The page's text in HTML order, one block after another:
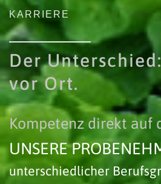
KARRIERE
Der
vor Ort.
Kompetenz direkt auf
UNSERE
unterschiedlicher